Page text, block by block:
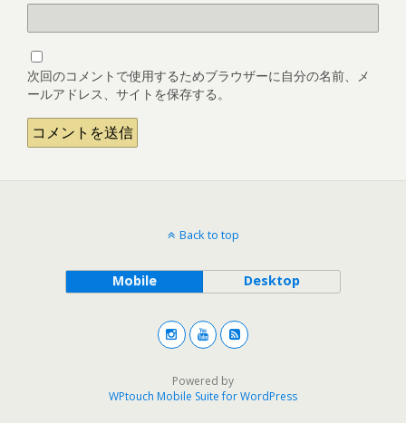
次回のコメントで使用するためブラウザーに自分の名前、メ
ールアドレス、サイトを保存する。
Back to top
Mobile Desktop
Powered by
WPtouch Mobile Suite for WordPress